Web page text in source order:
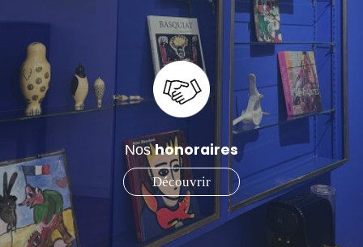
Noshonoraires
Découvrir